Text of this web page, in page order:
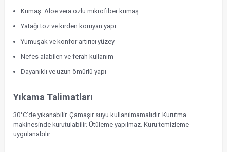
Kumaş: Aloe vera özlü mikrofiber kumaş
Yatağı toz ve kirden koruyan yapı
Yumuşak ve konfor artırıcı yüzey
Nefes alabilen ve ferah kullanım
Dayanıklı ve uzun ömürlü yapı
Yıkama Talimatları
30°C’de yıkanabilir. Çamaşır suyu kullanılmamalıdır. Kurutma
makinesinde kurutulabilir. Ütüleme yapılmaz. Kuru temizleme
uygulanabilir.